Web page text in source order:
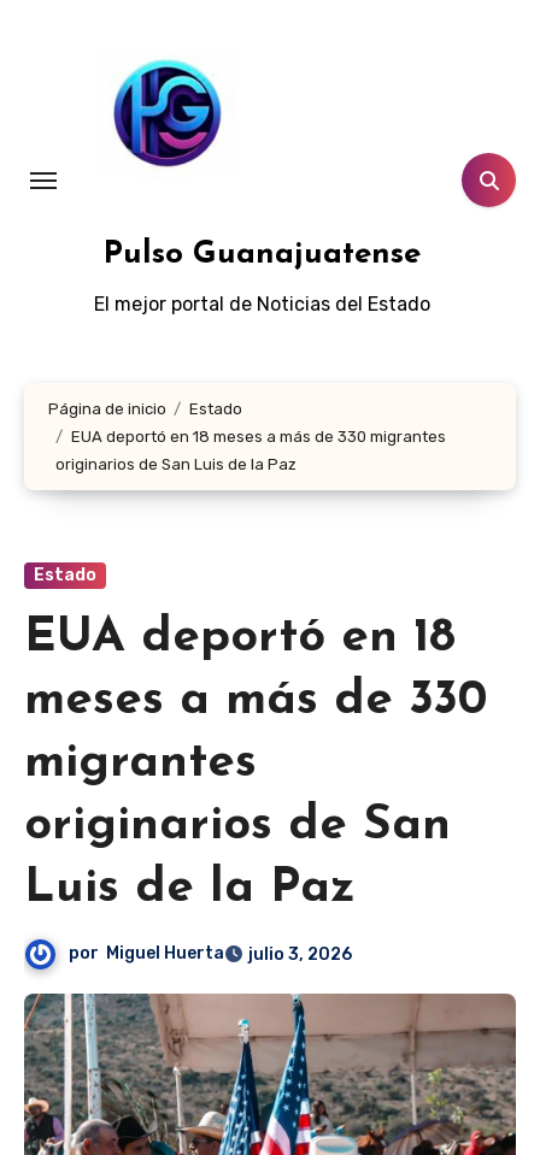
Pulso Guanajuatense
El mejor portal de Noticias del Estado
Página de inicio
Estado
EUA deportó en 18 meses a más de 330 migrantes
originarios de San Luis de la Paz
Estado
EUA deportó en 18
meses a más de 330
migrantes
originarios de San
Luis de la Paz
por Miguel Huerta julio 3, 2026